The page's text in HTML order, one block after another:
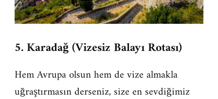
5. Karadağ (Vizesiz Balayı Rotası)
Hem Avrupa olsun hem de vize almakla
uğraştırmasın derseniz, size en sevdiğimiz